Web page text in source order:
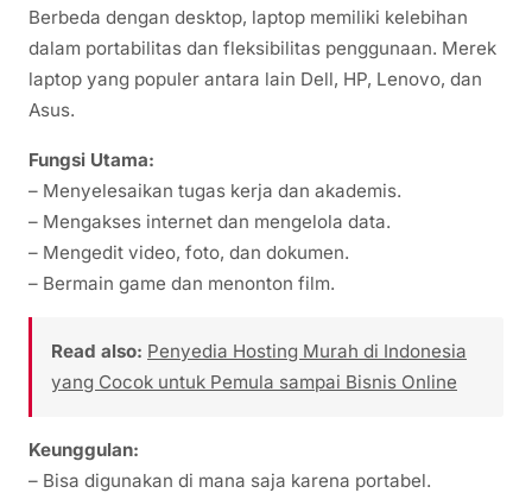
Berbeda dengan desktop, laptop memiliki kelebihan
dalam portabilitas dan fleksibilitas penggunaan. Merek
laptop yang populer antara lain Dell, HP, Lenovo, dan
Asus.
Fungsi Utama:
– Menyelesaikan tugas kerja dan akademis.
– Mengakses internet dan mengelola data.
– Mengedit video, foto, dan dokumen.
– Bermain game dan menonton film.
Read also: Penyedia Hosting Murah di Indonesia
yang Cocok untuk Pemula sampai Bisnis Online
Keunggulan:
– Bisa digunakan di mana saja karena portabel.